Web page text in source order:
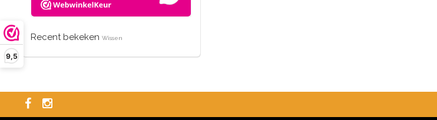
9,5
Recent bekeken Wissen